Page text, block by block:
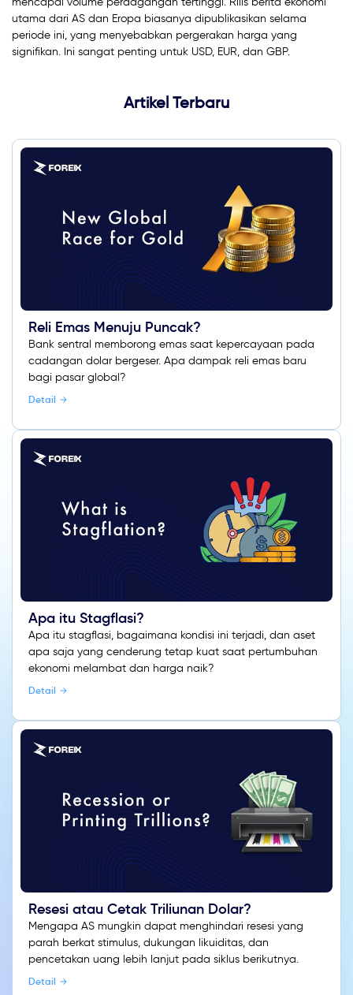
utama dari AS dan Eropa biasanya dipublikasikan selama
periode ini, yang menyebabkan pergerakan harga yang
signifikan. Ini sangat penting untuk USD, EUR, dan GBP.
Artikel Terbaru
Reli Emas Menuju Puncak?
Bank sentral memborong emas saat kepercayaan pada
cadangan dolar bergeser. Apa dampak reli emas baru
bagi pasar global?
Detail
Apa itu Stagflasi?
Apa itu stagflasi, bagaimana kondisi ini terjadi, dan aset
apa saja yang cenderung tetap kuat saat pertumbuhan
ekonomi melambat dan harga naik?
Detail
Resesi atau Cetak Triliunan Dolar?
Mengapa AS mungkin dapat menghindari resesi yang
parah berkat stimulus, dukungan likuiditas, dan
pencetakan uang lebih lanjut pada siklus berikutnya.
Detail